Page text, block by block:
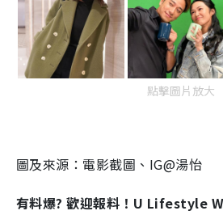
點擊圖片放大
圖及來源：電影截圖、IG@湯怡
有料爆? 歡迎報料！U Lifestyle